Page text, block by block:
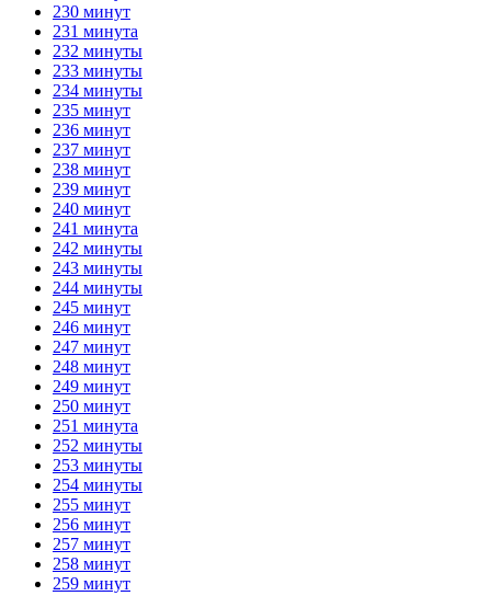
230 минут
231 минута
232 минуты
233 минуты
234 минуты
235 минут
236 минут
237 минут
238 минут
239 минут
240 минут
241 минута
242 минуты
243 минуты
244 минуты
245 минут
246 минут
247 минут
248 минут
249 минут
250 минут
251 минута
252 минуты
253 минуты
254 минуты
255 минут
256 минут
257 минут
258 минут
259 минут